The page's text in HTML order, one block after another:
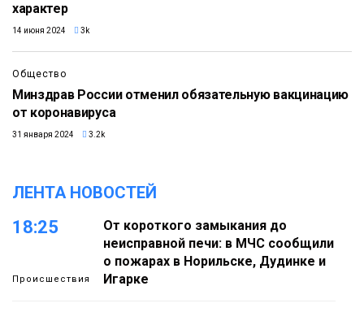
характер
14 июня 2024 3k
Общество
Минздрав России отменил обязательную вакцинацию
от коронавируса
31 января 2024 3.2k
ЛЕНТА НОВОСТЕЙ
18:25
Происшествия
От короткого замыкания до
неисправной печи: в МЧС сообщили
о пожарах в Норильске, Дудинке и
Игарке